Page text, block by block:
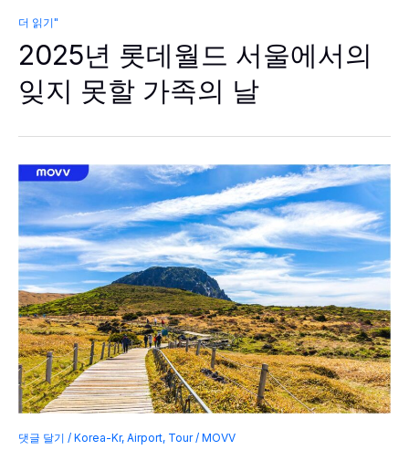
2025
롯
데
드
서
지
못
할
가
족
의
날
더 읽기"
2025년 롯데월드 서울에서의
잊지 못할 가족의 날
댓글 달기 / Korea-Kr, Airport, Tour/ MOVV